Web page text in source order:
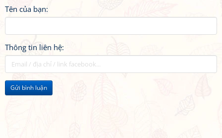
Tên của bạn:
Thông tin liên hệ:
Gửi bình luận